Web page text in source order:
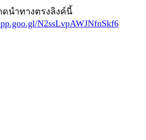
ดนำทางตรงลิงค์นี้
N2ssLvpAWJNfnSkf6